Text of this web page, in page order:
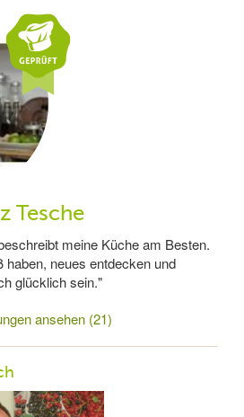
Tesche
meine Küche am Besten.
haben, neues entdecken und
glücklich sein."
ansehen (21)